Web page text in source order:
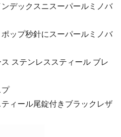
デックスニスーパールミノバ
ップ秒針にスーパールミノバ
ステンレススティール ブレ
ィール尾錠付きブラックレザ